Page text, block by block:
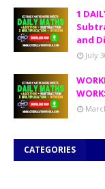
1
and
July
CATEGORIES